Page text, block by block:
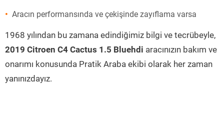
Aracın performansında ve çekişinde zayıflama varsa
1968 yılından bu zamana edindiğimiz bilgi ve tecrübeyle,
2019 Citroen C4 Cactus 1.5 Bluehdi aracınızın bakım ve
onarımı konusunda Pratik Araba ekibi olarak her zaman
yanınızdayız.